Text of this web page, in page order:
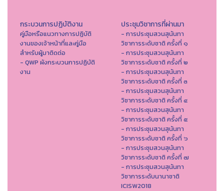
กระบวนการปฏิบัติงาน
คู่มือหรือแนวทางการปฏิบัติ
งานของเจ้าหน้าที่และคู่มือ
สำหรับผู้มาติดต่อ
- QWP ผังกระบวนการปฏิบัติ
งาน
ประชุมวิชาการที่ผ่านมา
- การประชุมสวนสุนันทา
วิชาการระดับชาติ ครั้งที่ ๑
- การประชุมสวนสุนันทา
วิชาการระดับชาติ ครั้งที่ ๒
- การประชุมสวนสุนันทา
วิชาการระดับชาติ ครั้งที่ ๓
- การประชุมสวนสุนันทา
วิชาการระดับชาติ ครั้งที่ ๔
- การประชุมสวนสุนันทา
วิชาการระดับชาติ ครั้งที่ ๕
- การประชุมสวนสุนันทา
วิชาการระดับชาติ ครั้งที่ ๖
- การประชุมสวนสุนันทา
วิชาการระดับชาติ ครั้งที่ ๗
- การประชุมสวนสุนันทา
วิชาการระดับนานาชาติ
ICISW2018